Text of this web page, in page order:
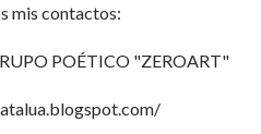
mis contactos:
POÉTICO "ZEROART"